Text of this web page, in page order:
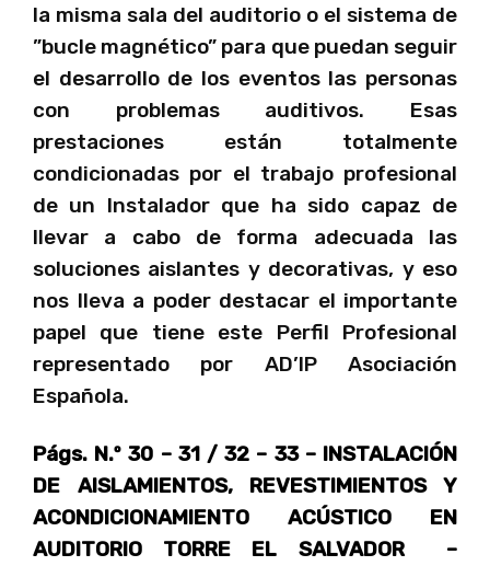
la misma sala del auditorio o el sistema de
”bucle magnético” para que puedan seguir
el desarrollo de los eventos las personas
con problemas auditivos. Esas
prestaciones están totalmente
condicionadas por el trabajo profesional
de un Instalador que ha sido capaz de
llevar a cabo de forma adecuada las
soluciones aislantes y decorativas, y eso
nos lleva a poder destacar el importante
papel que tiene este Perfil Profesional
representado por AD’IP Asociación
Española.
Págs. N.º 30 – 31 / 32 – 33 – INSTALACIÓN
DE AISLAMIENTOS, REVESTIMIENTOS Y
ACONDICIONAMIENTO ACÚSTICO EN
AUDITORIO TORRE EL SALVADOR –